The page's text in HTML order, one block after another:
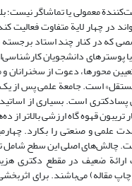
معمولی یا تماشاگر نیست؛
که در کنار چند استاد
پوسترهای دانشجویان
محورها، دعوت از
است. جامعة علمی پس از
است. بسیاری از اساتید
آغاز می‌کنند؛ یک گفتگوی 15 دقیقه‌ای کنار
علمی و صنعتی را بکارد.
چالش‌های اصلی این سطح
ضعیف در مقطع دکتری
مقاله) می‌باشند. برای